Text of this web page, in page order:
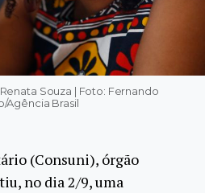
Souza | Foto: Fernando
Agência Brasil
(Consuni), órgão
no dia 2/9, uma